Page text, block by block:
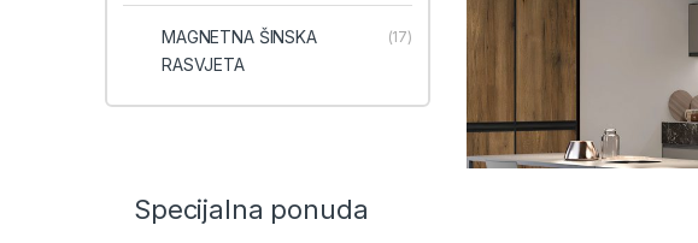
MAGNETNA ŠINSKA
RASVJETA
(17)
Specijalna ponuda